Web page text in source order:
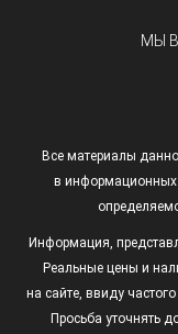
МЫ
Все материалы
в информационных
Информация,
Реальные цены и
на сайте, ввиду
Просьба уточнять